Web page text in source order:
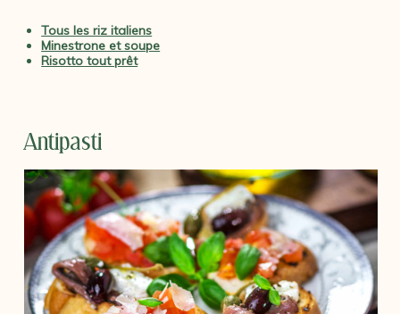
Tous les riz italiens
Minestrone et soupe
Risotto tout prêt
Antipasti